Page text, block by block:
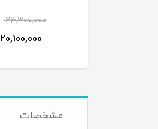
24,300,000
20,100,000
مشخصات